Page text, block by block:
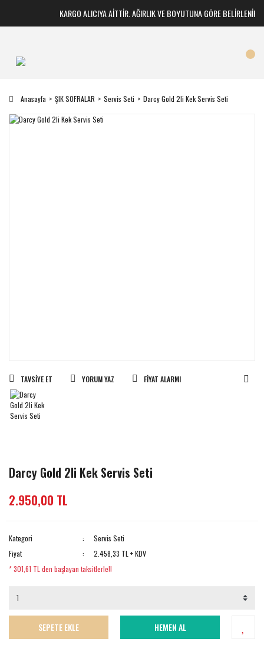
KARGO ALICIYA AİTTİR. AĞIRLIK VE BOYUTUNA GÖRE BELİRLENİR
Anasayfa ŞIK SOFRALAR Servis Seti Darcy Gold 2li Kek Servis Seti
TAVSIYE ET YORUM YAZ FIYAT ALARMI
Darcy Gold 2li Kek Servis Seti
2.950,00 TL
Kategori
Servis Seti
Fiyat
2.458,33 TL + KDV
* 301,61 TL den başlayan taksitlerle!!
SEPETE EKLE HEMEN AL